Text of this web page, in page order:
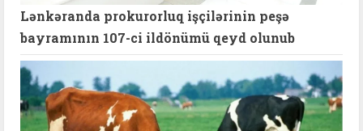
Lənkəranda prokurorluq işçilərinin peşə
bayramının 107-ci ildönümü qeyd olunub